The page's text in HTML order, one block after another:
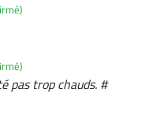
pas trop chauds. #